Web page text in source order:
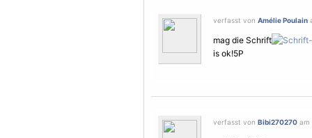
verfasst von Amélie Poulain
mag die Schrift
is ok!5P
verfasst von Bibi270270 am